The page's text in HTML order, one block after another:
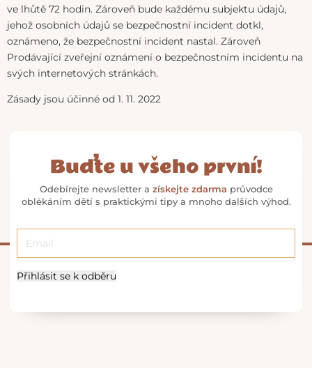
ve lhůtě 72 hodin. Zároveň bude každému subjektu údajů,
jehož osobních údajů se bezpečnostní incident dotkl,
oznámeno, že bezpečnostní incident nastal. Zároveň
Prodávající zveřejní oznámení o bezpečnostním incidentu na
svých internetových stránkách.
Zásady jsou účinné od 1. 11. 2022
Buďte u všeho první!
Odebírejte newsletter a získejte zdarma průvodce
oblékáním dětí s praktickými tipy a mnoho dalších výhod.
Přihlásit se k odběru